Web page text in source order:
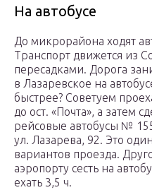
На автобусе
До микрорайона ходят
Транспорт движется из
пересадками. Дорога
в Лазаревское на
быстрее? Советуем
до ост. «Почта», а затем
рейсовые автобусы №
ул. Лазарева, 92. Это
вариантов проезда.
аэропорту сесть на
ехать 3,5 ч.